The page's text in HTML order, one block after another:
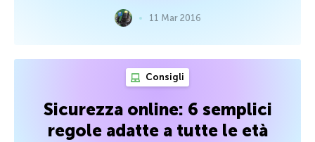
11 Mar 2016
Consigli
Sicurezza online: 6 semplici
regole adatte a tutte le età